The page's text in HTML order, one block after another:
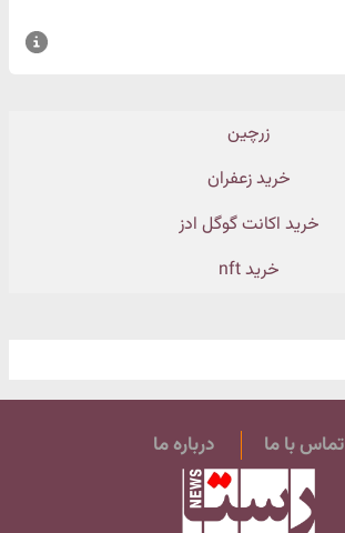
زرچین
خرید زعفران
خرید اکانت گوگل ادز
خرید nft
تماس با ما درباره ما